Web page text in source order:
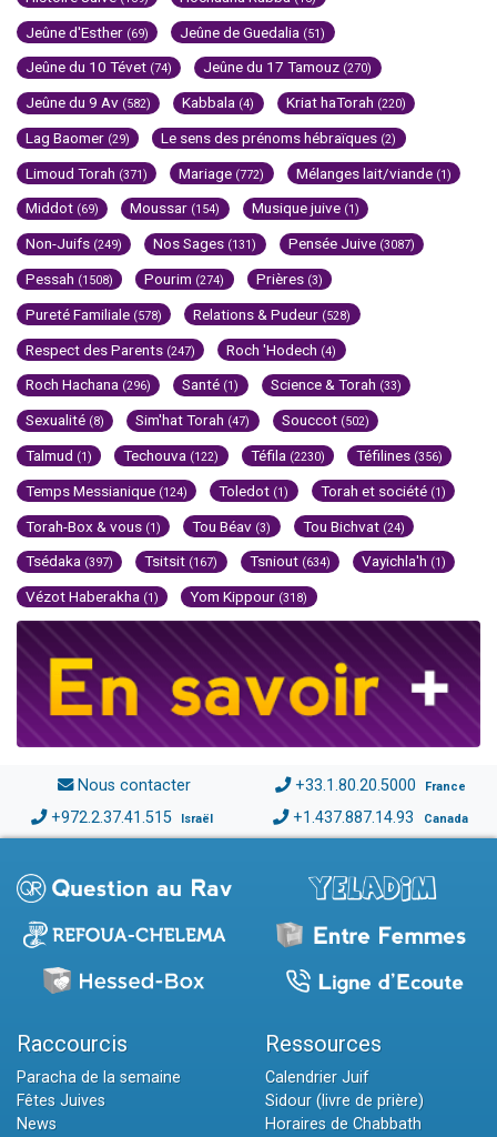
Jeûne d'Esther (69) Jeûne de Guedalia (51)
Jeûne du 10 Tévet (74) Jeûne du 17 Tamouz (270)
Jeûne du 9 Av (582) Kabbala (4) Kriat haTorah (220)
Lag Baomer (29) Le sens des prénoms hébraïques (2)
Limoud Torah (371) Mariage (772) Mélanges lait/viande (1)
Middot (69) Moussar (154) Musique juive (1)
Non-Juifs (249) Nos Sages (131) Pensée Juive (3087)
Pessah (1508) Pourim (274) Prières (3)
Pureté Familiale (578) Relations & Pudeur (528)
Respect des Parents (247) Roch 'Hodech (4)
Roch Hachana (296) Santé (1) Science & Torah (33)
Sexualité (8) Sim'hat Torah (47) Souccot (502)
Talmud (1) Techouva (122) Téfila (2230) Téfilines (356)
Temps Messianique (124) Toledot (1) Torah et société (1)
Torah-Box & vous (1) Tou Béav (3) Tou Bichvat (24)
Tsédaka (397) Tsitsit (167) Tsniout (634) Vayichla'h (1)
Vézot Haberakha (1) Yom Kippour (318)
Nous contacter +33.1.80.20.5000 France
+972.2.37.41.515 Israël +1.437.887.14.93 Canada
Raccourcis
Paracha de la semaine
Fêtes Juives
News
Ressources
Calendrier Juif
Sidour (livre de prière)
Horaires de Chabbath